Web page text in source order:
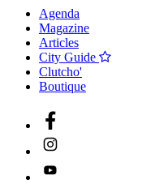
Agenda
Magazine
Articles
City Guide
Clutcho'
Boutique